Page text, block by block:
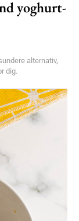
yoghurt-
alternativ,
dig.